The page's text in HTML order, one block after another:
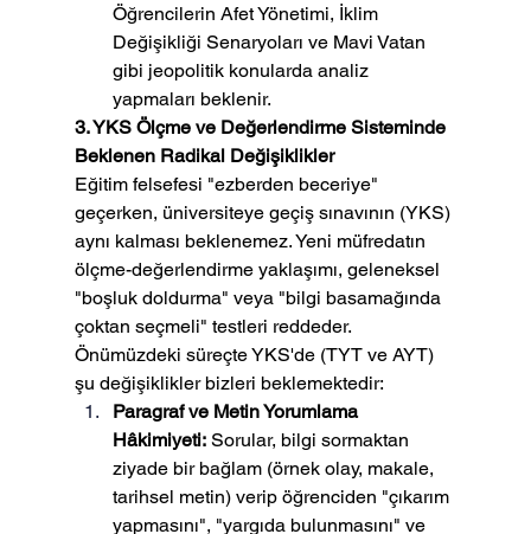
Öğrencilerin Afet Yönetimi, İklim
Değişikliği Senaryoları ve Mavi Vatan
gibi jeopolitik konularda analiz
yapmaları beklenir.
3. YKS Ölçme ve Değerlendirme Sisteminde
Beklenen Radikal Değişiklikler
Eğitim felsefesi "ezberden beceriye"
geçerken, üniversiteye geçiş sınavının (YKS)
aynı kalması beklenemez. Yeni müfredatın
ölçme-değerlendirme yaklaşımı, geleneksel
"boşluk doldurma" veya "bilgi basamağında
çoktan seçmeli" testleri reddeder.
Önümüzdeki süreçte YKS'de (TYT ve AYT)
şu değişiklikler bizleri beklemektedir:
Paragraf ve Metin Yorumlama
Hâkimiyeti: Sorular, bilgi sormaktan
ziyade bir bağlam (örnek olay, makale,
tarihsel metin) verip öğrenciden "çıkarım
yapmasını", "yargıda bulunmasını" ve